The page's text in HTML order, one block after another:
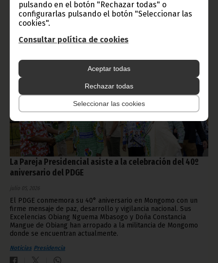
pulsando en el botón "Rechazar todas" o
configurarlas pulsando el botón "Seleccionar las
cookies".
Consultar política de cookies
Aceptar todas
Rechazar todas
Seleccionar las cookies
Noticias Gobierno Presidencia
La Pareja Presidencial asiste a la celebración del 40º
aniversario del PDGE
julio 05, 2026
El PDGE conmemora su 40° aniversario en Mongomo con un
firme mensaje de paz, desarrollo y vigilancia nacional. Sus
Excelencias Obiang Nguema Mbasogo y Doña Constancia
Mangue de Obiang han arropado a la militancia de Mongomo
donde se encuentran actualmente.
Noticias Presidencia